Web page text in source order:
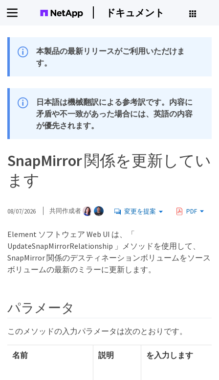
ドキュメント
本製品の最新リリースがご利用いただけま
す。
日本語は機械翻訳による参考訳です。内容に
矛盾や不一致があった場合には、英語の内容
が優先されます。
SnapMirror 関係を更新してい
ます
08/07/2026 共同作成者 変更を提案 PDF
Element ソフトウェア Web UI は、「
UpdateSnapMirrorRelationship 」メソッドを使用して、
SnapMirror 関係のデスティネーションボリュームをソース
ボリュームの最新のミラーに更新します。
パラメータ
このメソッドの入力パラメータは次のとおりです。
名前 説明 を入力します